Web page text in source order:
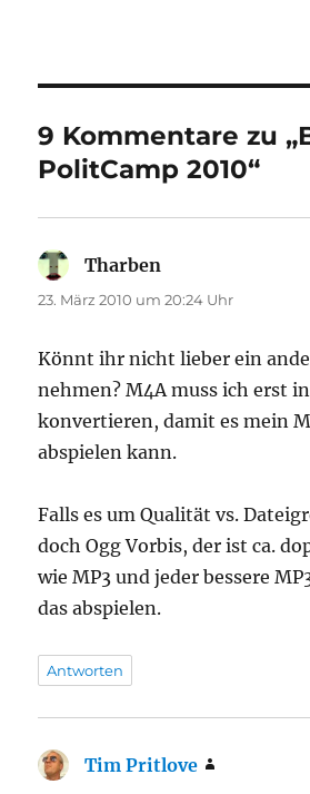
9 Kommentare zu
PolitCamp 2010“
Tharben
23. März 2010 um 20:24 Uhr
Könnt ihr nicht lieber ein
nehmen? M4A muss ich erst in
konvertieren, damit es mein
abspielen kann.
Falls es um Qualität vs.
doch Ogg Vorbis, der ist ca.
wie MP3 und jeder bessere
das abspielen.
Antworten
Tim Pritlove